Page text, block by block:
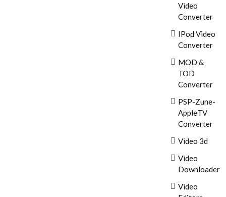
Video
Converter
IPod Video
Converter
MOD &
TOD
Converter
PSP-Zune-
AppleTV
Converter
Video 3d
Video
Downloader
Video